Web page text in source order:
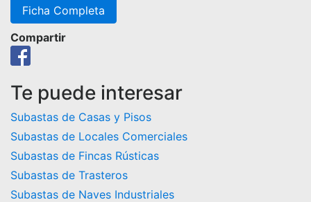
Ficha Completa
Compartir
Te puede interesar
Subastas de Casas y Pisos
Subastas de Locales Comerciales
Subastas de Fincas Rústicas
Subastas de Trasteros
Subastas de Naves Industriales